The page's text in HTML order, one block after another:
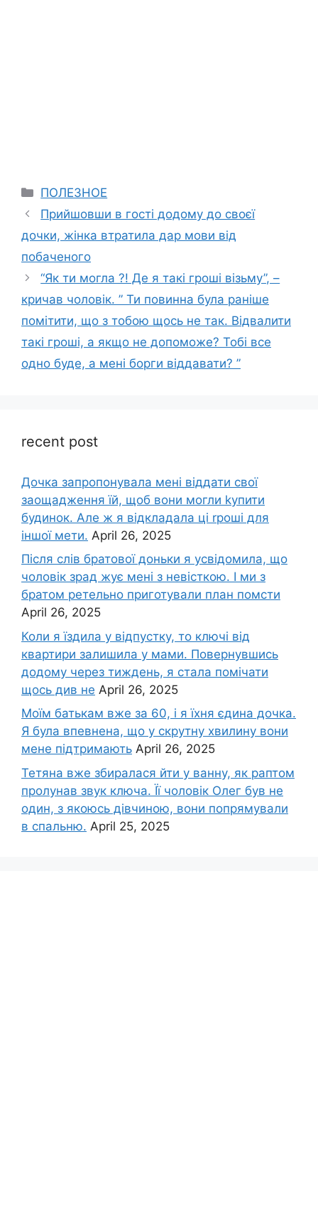
Categories
ПОЛЕЗНОЕ
Прийшовши в гості додому до своєї
дочки, жінка втратила дар мови від
побаченого
“Як ти могла ?! Де я такі гроші візьму”, –
кричав чоловік. ” Ти повинна була раніше
помітити, що з тобою щось не так. Відвалити
такі гроші, а якщо не допоможе? Тобі все
одно буде, а мені борги віддавати? ”
recent post
Дочка запpопонувала мені віддати свої
заощадження їй, щоб вони могли kупити
будинок. Але ж я відкладала ці rроші для
іншої мети. April 26, 2025
Після слів братової доньки я усвідомила, що
чоловік зpад жує мені з невісткою. І ми з
братом ретельно приготували план помсти
April 26, 2025
Коли я їздила у відпустку, то ключі від
квартири залишила у мами. Повернувшись
додому через тиждень, я стала помічати
щось див не April 26, 2025
Моїм батькам вже за 60, і я їхня єдина дочка.
Я була впевнена, що у скрутну хвилину вони
мене підтримають April 26, 2025
Тетяна вже збиралася йти у ванну, як раптом
пролунав звук ключа. Її чоловік Олег був не
один, з якоюсь дівчиною, вони попрямували
в спальню. April 25, 2025